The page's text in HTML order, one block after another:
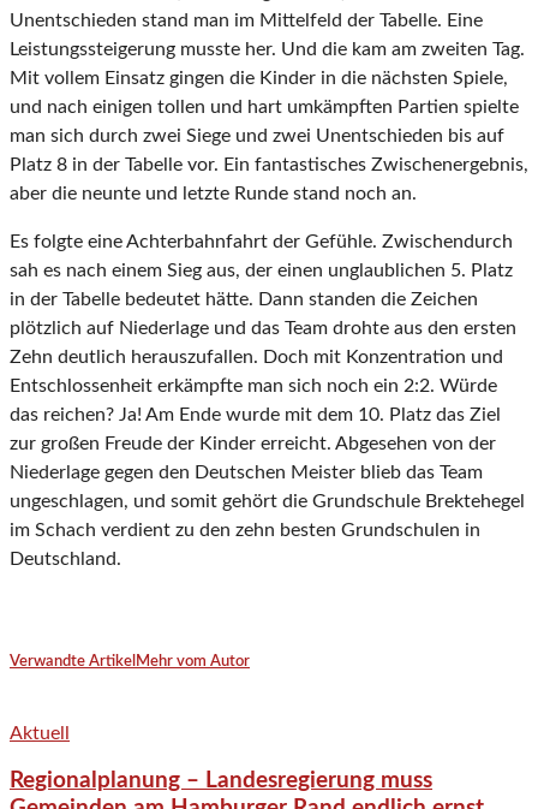
Unentschieden stand man im Mittelfeld der Tabelle. Eine
Leistungssteigerung musste her. Und die kam am zweiten Tag.
Mit vollem Einsatz gingen die Kinder in die nächsten Spiele,
und nach einigen tollen und hart umkämpften Partien spielte
man sich durch zwei Siege und zwei Unentschieden bis auf
Platz 8 in der Tabelle vor. Ein fantastisches Zwischenergebnis,
aber die neunte und letzte Runde stand noch an.
Es folgte eine Achterbahnfahrt der Gefühle. Zwischendurch
sah es nach einem Sieg aus, der einen unglaublichen 5. Platz
in der Tabelle bedeutet hätte. Dann standen die Zeichen
plötzlich auf Niederlage und das Team drohte aus den ersten
Zehn deutlich herauszufallen. Doch mit Konzentration und
Entschlossenheit erkämpfte man sich noch ein 2:2. Würde
das reichen? Ja! Am Ende wurde mit dem 10. Platz das Ziel
zur großen Freude der Kinder erreicht. Abgesehen von der
Niederlage gegen den Deutschen Meister blieb das Team
ungeschlagen, und somit gehört die Grundschule Brektehegel
im Schach verdient zu den zehn besten Grundschulen in
Deutschland.
Verwandte Artikel Mehr vom Autor
Aktuell
Regionalplanung – Landesregierung muss